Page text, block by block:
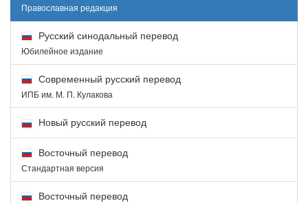
Православная редакция
Русский синодальный перевод
Юбилейное издание
Современный русский перевод
ИПБ им. М. П. Кулакова
Новый русский перевод
Восточный перевод
Стандартная версия
Восточный перевод